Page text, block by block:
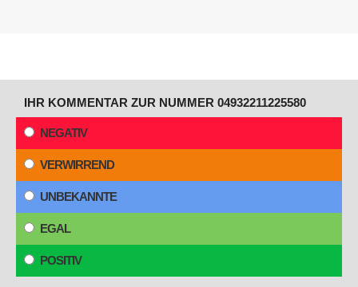
IHR KOMMENTAR ZUR NUMMER 04932211225580
NEGATIV
VERWIRREND
UNBEKANNTE
EGAL
POSITIV